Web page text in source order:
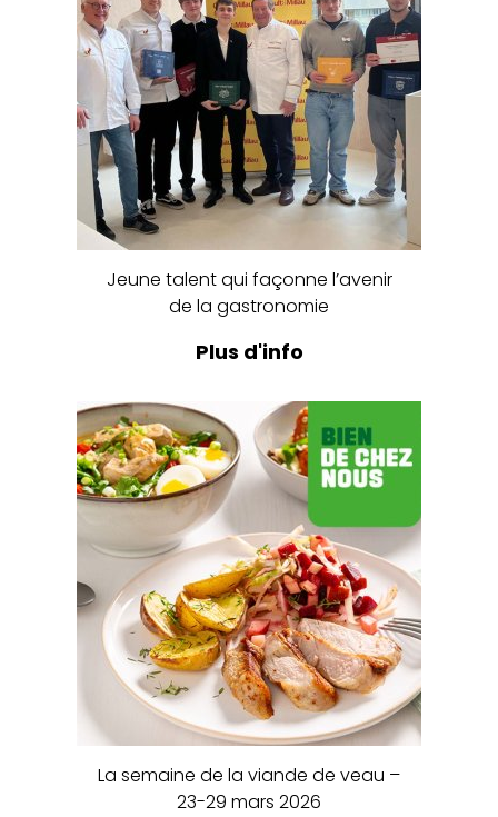
Jeune talent qui façonne l’avenir
de la gastronomie
Plus d'info
La semaine de la viande de veau –
23-29 mars 2026